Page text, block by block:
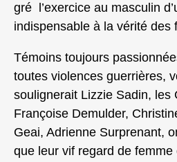
gré l’exercice au masculin
indispensable à la vérité des
Témoins toujours
toutes violences guerrières,
soulignerait Lizzie Sadin, les
Françoise Demulder,
Geai, Adrienne Surprenant,
que leur vif regard de